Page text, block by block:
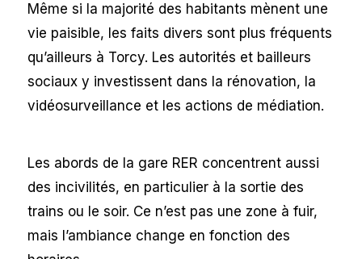
Même si la majorité des habitants mènent une
vie paisible, les faits divers sont plus fréquents
qu’ailleurs à Torcy. Les autorités et bailleurs
sociaux y investissent dans la rénovation, la
vidéosurveillance et les actions de médiation.
Les abords de la gare RER concentrent aussi
des incivilités, en particulier à la sortie des
trains ou le soir. Ce n’est pas une zone à fuir,
mais l’ambiance change en fonction des